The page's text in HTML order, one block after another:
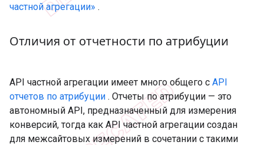
частной агрегации» .
Отличия от отчетности по атрибуции
API частной агрегации имеет много общего с API
отчетов по атрибуции . Отчеты по атрибуции — это
автономный API, предназначенный для измерения
конверсий, тогда как API частной агрегации создан
для межсайтовых измерений в сочетании с такими